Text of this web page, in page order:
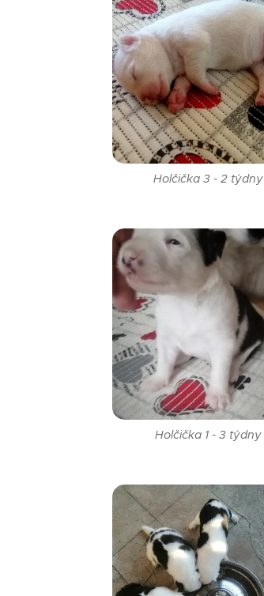
Holčička 3 - 2 týdny
Holčička 1 - 3 týdny